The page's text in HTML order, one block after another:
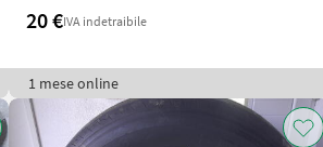
20 €IVA indetraibile
1 mese online